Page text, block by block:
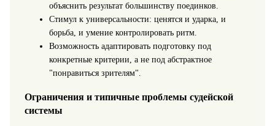
объяснить результат большинству поединков.
Стимул к универсальности: ценятся и ударка, и
борьба, и умение контролировать ритм.
Возможность адаптировать подготовку под
конкретные критерии, а не под абстрактное
"понравиться зрителям".
Ограничения и типичные проблемы судейской
системы